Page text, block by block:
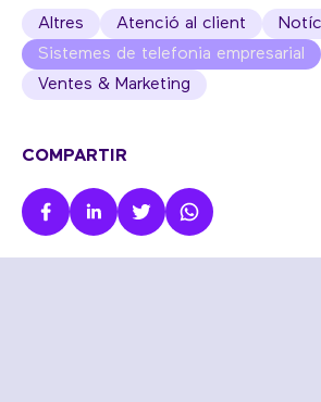
Altres Atenció al client
Sistemes de telefonia empresarial
Ventes & Marketing
COMPARTIR